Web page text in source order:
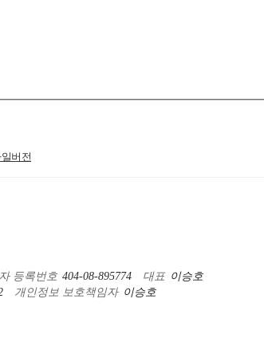
일버전
등록번호 404-08-895774 대표 이승호
개인정보 보호책임자 이승호